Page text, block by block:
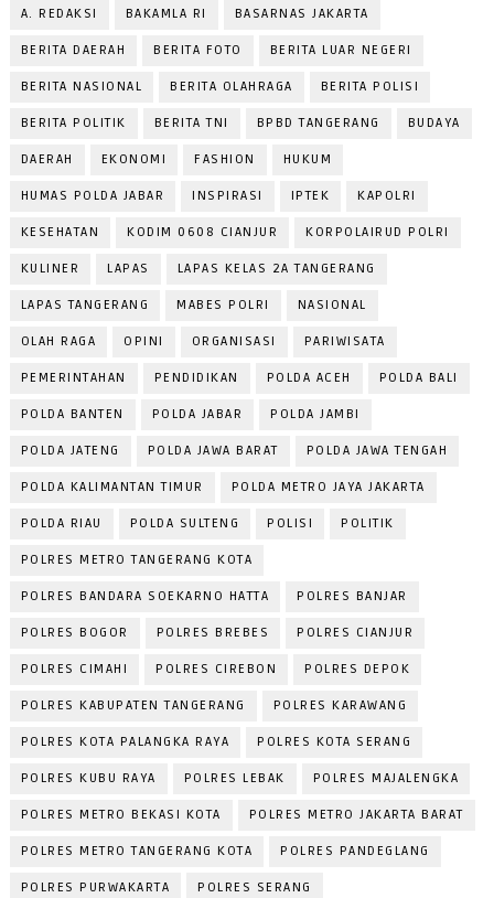
A. REDAKSI BAKAMLA RI BASARNAS JAKARTA
BERITA DAERAH BERITA FOTO BERITA LUAR NEGERI
BERITA NASIONAL BERITA OLAHRAGA BERITA POLISI
BERITA POLITIK BERITA TNI BPBD TANGERANG BUDAYA
DAERAH EKONOMI FASHION HUKUM
HUMAS POLDA JABAR INSPIRASI IPTEK KAPOLRI
KESEHATAN KODIM 0608 CIANJUR KORPOLAIRUD POLRI
KULINER LAPAS LAPAS KELAS 2A TANGERANG
LAPAS TANGERANG MABES POLRI NASIONAL
OLAH RAGA OPINI ORGANISASI PARIWISATA
PEMERINTAHAN PENDIDIKAN POLDA ACEH POLDA BALI
POLDA BANTEN POLDA JABAR POLDA JAMBI
POLDA JATENG POLDA JAWA BARAT POLDA JAWA TENGAH
POLDA KALIMANTAN TIMUR POLDA METRO JAYA JAKARTA
POLDA RIAU POLDA SULTENG POLISI POLITIK
POLRES METRO TANGERANG KOTA
POLRES BANDARA SOEKARNO HATTA POLRES BANJAR
POLRES BOGOR POLRES BREBES POLRES CIANJUR
POLRES CIMAHI POLRES CIREBON POLRES DEPOK
POLRES KABUPATEN TANGERANG POLRES KARAWANG
POLRES KOTA PALANGKA RAYA POLRES KOTA SERANG
POLRES KUBU RAYA POLRES LEBAK POLRES MAJALENGKA
POLRES METRO BEKASI KOTA POLRES METRO JAKARTA BARAT
POLRES METRO TANGERANG KOTA POLRES PANDEGLANG
POLRES PURWAKARTA POLRES SERANG